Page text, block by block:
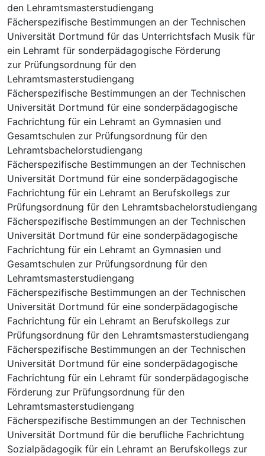
den Lehramtsmasterstudiengang
Fächerspezifische Bestimmungen an der Technischen
Universität Dortmund für das Unterrichtsfach Musik für
ein Lehramt für sonderpädagogische Förderung
zur Prüfungsordnung für den
Lehramtsmasterstudiengang
Fächerspezifische Bestimmungen an der Technischen
Universität Dortmund für eine sonderpädagogische
Fachrichtung für ein Lehramt an Gymnasien und
Gesamtschulen zur Prüfungsordnung für den
Lehramtsbachelorstudiengang
Fächerspezifische Bestimmungen an der Technischen
Universität Dortmund für eine sonderpädagogische
Fachrichtung für ein Lehramt an Berufskollegs zur
Prüfungsordnung für den Lehramtsbachelorstudiengang
Fächerspezifische Bestimmungen an der Technischen
Universität Dortmund für eine sonderpädagogische
Fachrichtung für ein Lehramt an Gymnasien und
Gesamtschulen zur Prüfungsordnung für den
Lehramtsmasterstudiengang
Fächerspezifische Bestimmungen an der Technischen
Universität Dortmund für eine sonderpädagogische
Fachrichtung für ein Lehramt an Berufskollegs zur
Prüfungsordnung für den Lehramtsmasterstudiengang
Fächerspezifische Bestimmungen an der Technischen
Universität Dortmund für eine sonderpädagogische
Fachrichtung für ein Lehramt für sonderpädagogische
Förderung zur Prüfungsordnung für den
Lehramtsmasterstudiengang
Fächerspezifische Bestimmungen an der Technischen
Universität Dortmund für die berufliche Fachrichtung
Sozialpädagogik für ein Lehramt an Berufskollegs zur